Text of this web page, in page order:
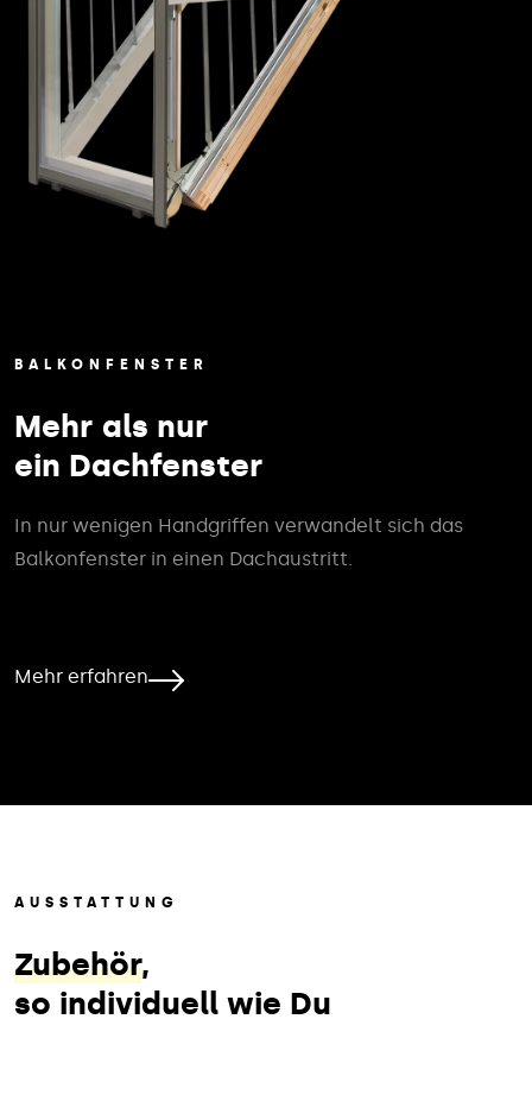
BALKONFENSTER
Mehr als nur
ein Dachfenster
In nur wenigen Handgriffen verwandelt sich das
Balkonfenster in einen Dachaustritt.
Mehr erfahren
AUSSTATTUNG
Zubehör,
so individuell wie Du